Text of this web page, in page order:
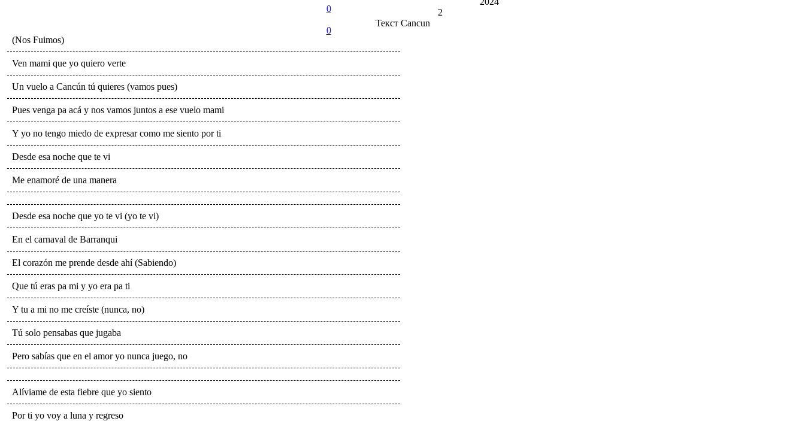
0
0
2
ТекстCancun
(Nos Fuimos)
Ven mami que yo quiero verte
Un vuelo a Cancún tú quieres (vamos pues)
Pues venga pa acá y nos vamos juntos a ese vuelo mami
Y yo no tengo miedo de expresar como me siento por ti
Desde esa noche que te vi
Me enamoré de una manera
Desde esa noche que yo te vi (yo te vi)
En el carnaval de Barranqui
El corazón me prende desde ahí (Sabiendo)
Que tú eras pa mi y yo era pa ti
Y tu a mi no me creíste (nunca, no)
Tú solo pensabas que jugaba
Pero sabías que en el amor yo nunca juego, no
Alíviame de esta fiebre que yo siento
Por ti yo voy a luna y regreso